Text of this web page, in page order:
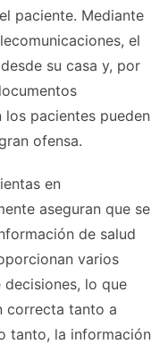
paciente. Mediante
el
su casa y, por
pacientes pueden
ofensa.
en
aseguran que se
de salud
varios
lo que
correcta tanto a
tanto, la información